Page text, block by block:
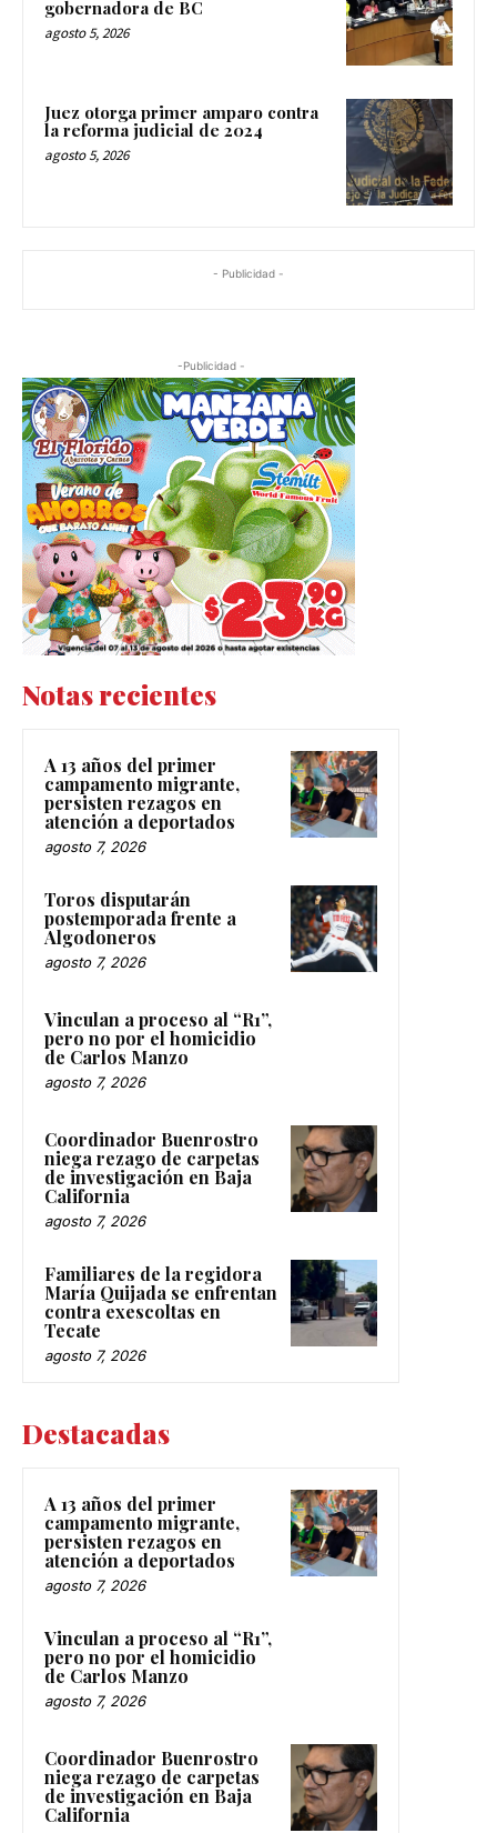
gobernadora de BC
agosto 5, 2026
Juez otorga primer amparo contra
la reforma judicial de 2024
agosto 5, 2026
- Publicidad -
-Publicidad -
Notas recientes
A 13 años del primer
campamento migrante,
persisten rezagos en
atención a deportados
agosto 7, 2026
Toros disputarán
postemporada frente a
Algodoneros
agosto 7, 2026
Vinculan a proceso al “R1”,
pero no por el homicidio
de Carlos Manzo
agosto 7, 2026
Coordinador Buenrostro
niega rezago de carpetas
de investigación en Baja
California
agosto 7, 2026
Familiares de la regidora
María Quijada se enfrentan
contra exescoltas en
Tecate
agosto 7, 2026
Destacadas
A 13 años del primer
campamento migrante,
persisten rezagos en
atención a deportados
agosto 7, 2026
Vinculan a proceso al “R1”,
pero no por el homicidio
de Carlos Manzo
agosto 7, 2026
Coordinador Buenrostro
niega rezago de carpetas
de investigación en Baja
California